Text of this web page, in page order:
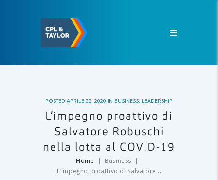
POSTED APRILE 22, 2020 IN BUSINESS, LEADERSHIP
L’impegno proattivo di
Salvatore Robuschi
nella lotta al COVID-19
Home
Business
L’impegno proattivo di Salvatore...